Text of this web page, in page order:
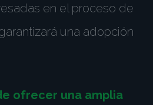
en el proceso de
una adopción
ofrecer una amplia